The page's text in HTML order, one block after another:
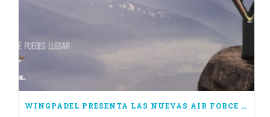
WINGPADEL PRESENTA LAS NUEVAS AIR FORCE 3.0